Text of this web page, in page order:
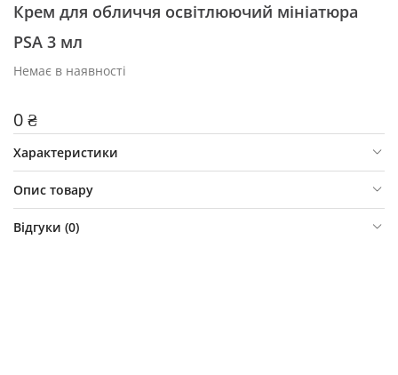
Крем для обличчя освітлюючий мініатюра
PSA 3 мл
Немає в наявності
0 ₴
Характеристики
Опис товару
Відгуки (0)